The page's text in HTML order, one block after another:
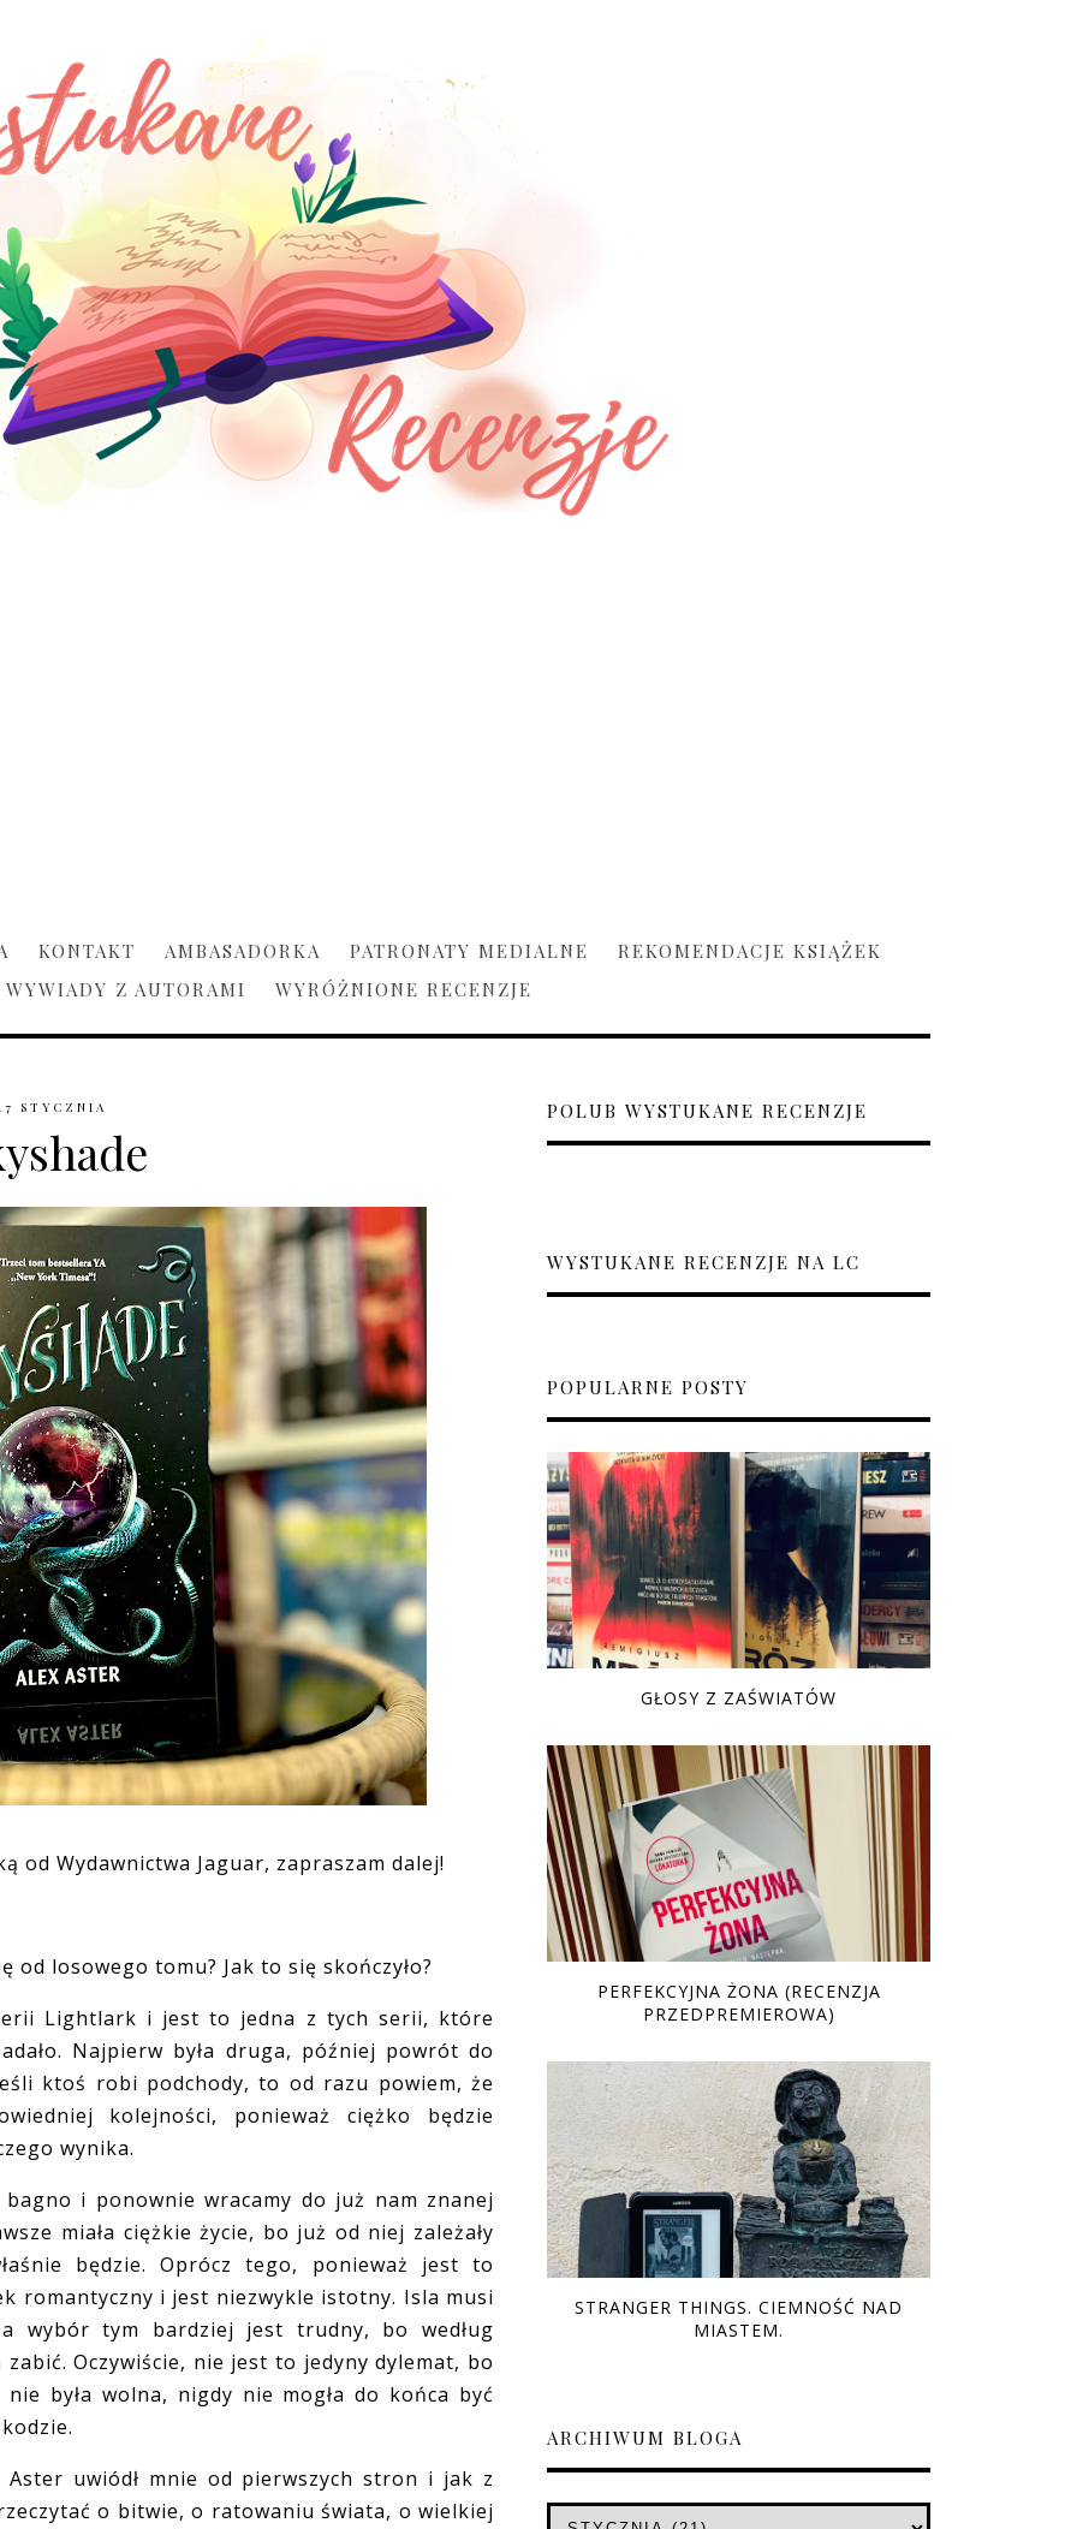
KONTAKT AMBASADORKA PATRONATY MEDIALNE
REKOMENDACJE KSIĄŻEK
WYWIADY Z AUTORAMI
WYRÓŻNIONE RECENZJE
STYCZNIA
Wydawnictwa Jaguar, zapraszam dalej!
losowego tomu? Jak to się skończyło?
Lightlark i jest to jedna z tych serii, które
Najpierw była druga, później powrót do
ktoś robi podchody, to od razu powiem, że
kolejności, ponieważ ciężko będzie
wynika.
i ponownie wracamy do już nam znanej
miała ciężkie życie, bo już od niej zależały
będzie. Oprócz tego, ponieważ jest to
romantyczny i jest niezwykle istotny. Isla musi
wybór tym bardziej jest trudny, bo według
Oczywiście, nie jest to jedyny dylemat, bo
była wolna, nigdy nie mogła do końca być
uwiódł mnie od pierwszych stron i jak z
o bitwie, o ratowaniu świata, o wielkiej
POLUB WYSTUKANE RECENZJE
WYSTUKANE RECENZJE NA LC
POPULARNE POSTY
GŁOSY Z ZAŚWIATÓW
PERFEKCYJNA ŻONA (RECENZJA
PRZEDPREMIEROWA)
STRANGER THINGS. CIEMNOŚĆ NAD
MIASTEM.
ARCHIWUM BLOGA